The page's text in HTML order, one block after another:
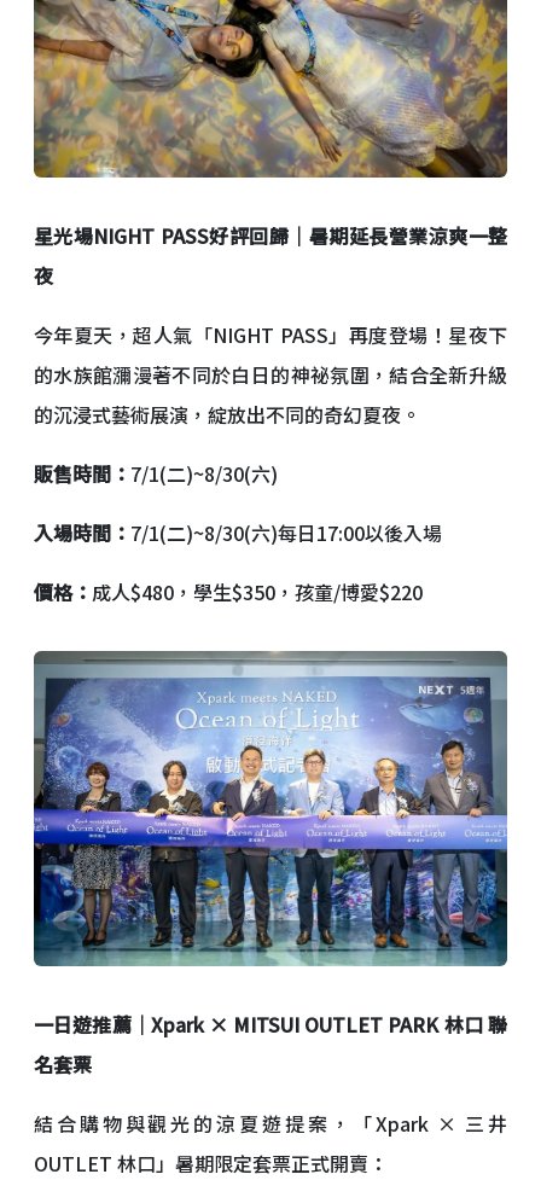
星光場NIGHT PASS好評回歸｜暑期延長營業涼爽一整
夜
今年夏天，超人氣「NIGHT PASS」再度登場！星夜下
的水族館瀰漫著不同於白日的神祕氛圍，結合全新升級
的沉浸式藝術展演，綻放出不同的奇幻夏夜。
販售時間： 7/1(二)~8/30(六)
入場時間： 7/1(二)~8/30(六)每日17:00以後入場
價格： 成人$480，學生$350，孩童/博愛$220
一日遊推薦｜Xpark × MITSUI OUTLET PARK 林口 聯
名套票
結合購物與觀光的涼夏遊提案，「Xpark × 三井
OUTLET 林口」暑期限定套票正式開賣：